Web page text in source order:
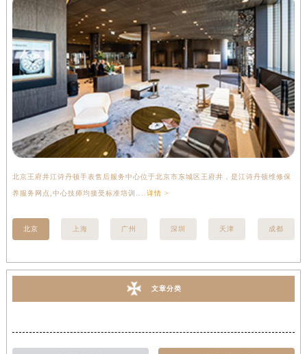
北京王府井江诗丹顿手表售后服务中心位于北京市东城区王府井，是江诗丹顿维修保
养服务网点,中心技师均接受标准培训.... 详情 >
北京 上海 广州 深圳 天津 成都
文章分类